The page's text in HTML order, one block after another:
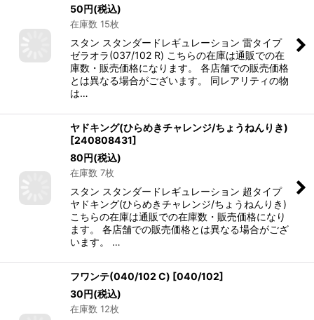
50円(税込)
在庫数 15枚
スタン スタンダードレギュレーション 雷タイプ
ゼラオラ(037/102 R) こちらの在庫は通販での在
庫数・販売価格になります。 各店舗での販売価格
とは異なる場合がございます。 同レアリティの物
は…
ヤドキング(ひらめきチャレンジ/ちょうねんりき)
[240808431]
80円(税込)
在庫数 7枚
スタン スタンダードレギュレーション 超タイプ
ヤドキング(ひらめきチャレンジ/ちょうねんりき)
こちらの在庫は通販での在庫数・販売価格になり
ます。 各店舗での販売価格とは異なる場合がござ
います。 …
フワンテ(040/102 C) [040/102]
30円(税込)
在庫数 12枚